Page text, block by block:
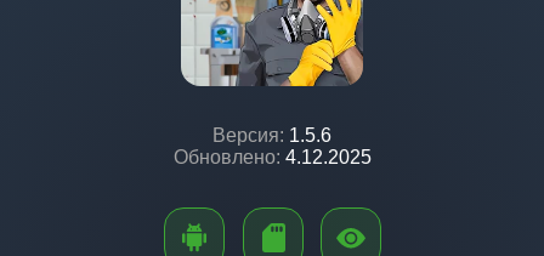
Версия: 1.5.6
Обновлено: 4.12.2025